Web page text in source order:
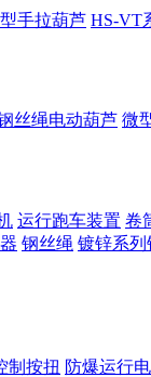
手拉葫芦 HS-VT
丝绳电动葫芦 微
运行跑车装置 卷
钢丝绳 镀锌系列
制按扭 防爆运行